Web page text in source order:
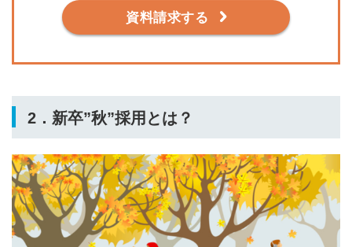
資料請求する
2．新卒”秋”採用とは？